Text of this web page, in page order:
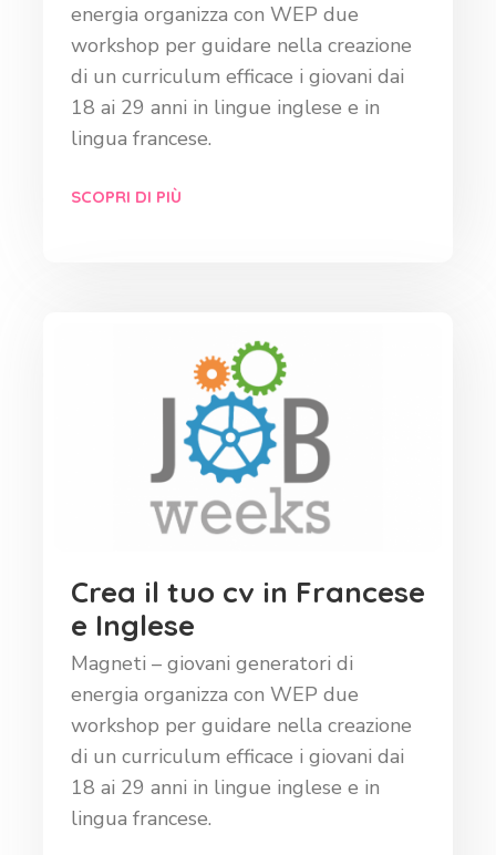
energia organizza con WEP due
workshop per guidare nella creazione
di un curriculum efficace i giovani dai
18 ai 29 anni in lingue inglese e in
lingua francese.
SCOPRI DI PIÙ
Crea il tuo cv in Francese
e Inglese
Magneti – giovani generatori di
energia organizza con WEP due
workshop per guidare nella creazione
di un curriculum efficace i giovani dai
18 ai 29 anni in lingue inglese e in
lingua francese.